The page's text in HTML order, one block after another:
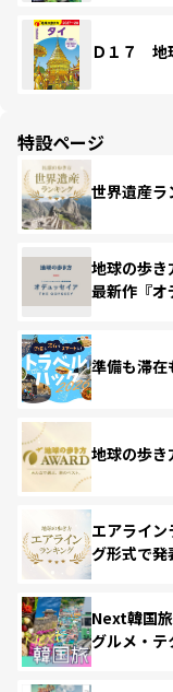
Ｄ１７ 地
特設ページ
世界遺産ラ
地球の歩
最新作『オ
準備も滞
地球の歩き
エアライ
グ形式で発
Next韓国
グルメ・テ